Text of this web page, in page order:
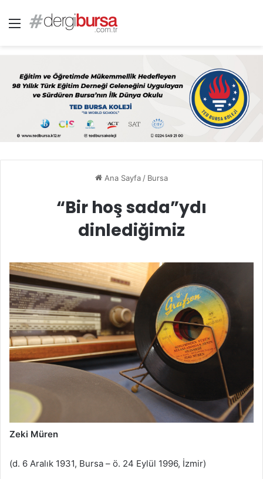
Menü
Ana Sayfa/ Bursa
“Bir hoş sada”ydı
dinlediğimiz
Zeki Müren
(d. 6 Aralık 1931, Bursa – ö. 24 Eylül 1996, İzmir)